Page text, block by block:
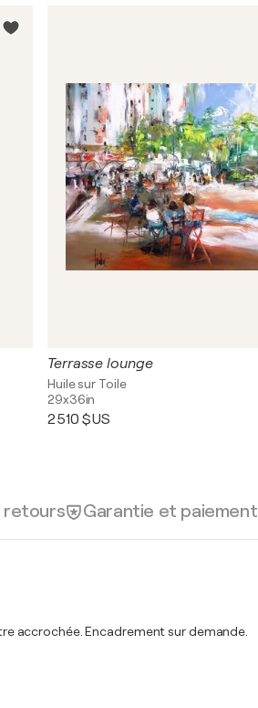
Terrasse lounge
Huile sur Toile
29x36in
2 510 $US
retours Garantie et paiement
accrochée. Encadrement sur demande.